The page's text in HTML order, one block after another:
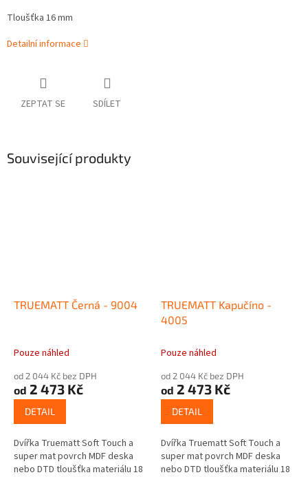
Tloušťka 16 mm
Detailní informace
ZEPTAT SE SDÍLET
Související produkty
TRUEMATT Černá - 9004
Pouze náhled
od 2 044 Kč bez DPH
od 2 473 Kč
DETAIL
Dvířka Truematt Soft Touch a
super mat povrch MDF deska
nebo DTD tloušťka materiálu 18
TRUEMATT Kapučíno -
4005
Pouze náhled
od 2 044 Kč bez DPH
od 2 473 Kč
DETAIL
Dvířka Truematt Soft Touch a
super mat povrch MDF deska
nebo DTD tloušťka materiálu 18